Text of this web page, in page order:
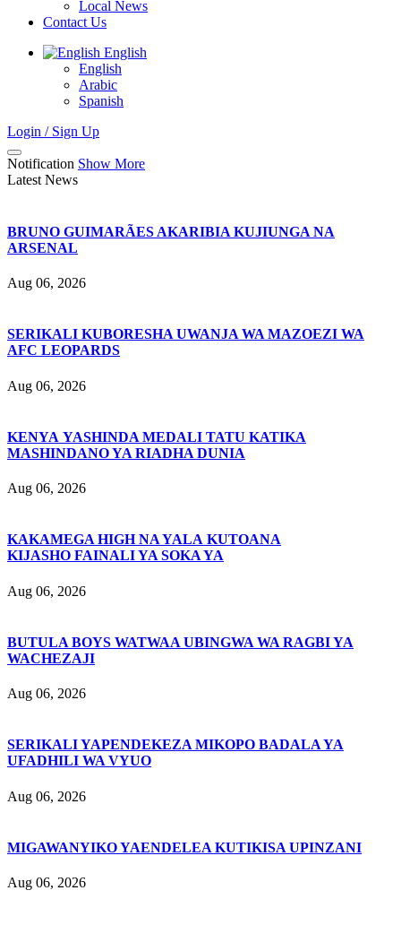
Local News
Contact Us
English
English
Arabic
Spanish
Login / Sign Up
Notification Show More
Latest News
BRUNO GUIMARÃES AKARIBIA KUJIUNGA NA
ARSENAL
Aug 06, 2026
SERIKALI KUBORESHA UWANJA WA MAZOEZI WA
AFC LEOPARDS
Aug 06, 2026
KENYA YASHINDA MEDALI TATU KATIKA
MASHINDANO YA RIADHA DUNIA
Aug 06, 2026
KAKAMEGA HIGH NA YALA KUTOANA
KIJASHO FAINALI YA SOKA YA
Aug 06, 2026
BUTULA BOYS WATWAA UBINGWA WA RAGBI YA
WACHEZAJI
Aug 06, 2026
SERIKALI YAPENDEKEZA MIKOPO BADALA YA
UFADHILI WA VYUO
Aug 06, 2026
MIGAWANYIKO YAENDELEA KUTIKISA UPINZANI
Aug 06, 2026